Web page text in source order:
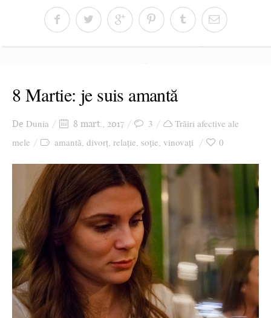
8 Martie: je suis amantă
De Dunia 8 mart., 2017 3
Trăiri afective ale
mele
amantă, divorț, relație, soție, vinovați 0